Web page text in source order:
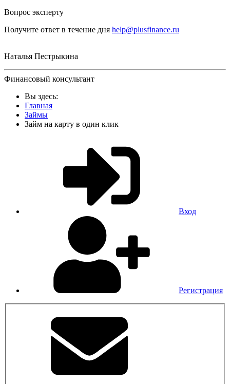
Вопрос эксперту
Получите ответ в течение дня help@plusfinance.ru
Наталья Пестрыкина
Финансовый консультант
Вы здесь:
Главная
Займы
Займ на карту в один клик
Вход
Регистрация